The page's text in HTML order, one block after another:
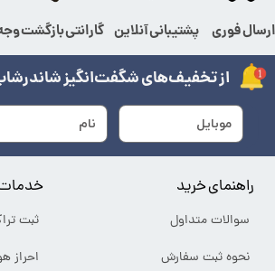
از تخفیف‌های شگفت‌انگیز
ثبت
احراز
راهنمای خرید
سوالات متداول
نحوه ثبت سفارش
ارسال فوری پشتیبانی آنلاین گارانتی بازگشت